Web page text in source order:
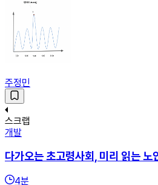
주정민
스크랩
개발
다가오는 초고령사회, 미리 읽는 노
4분